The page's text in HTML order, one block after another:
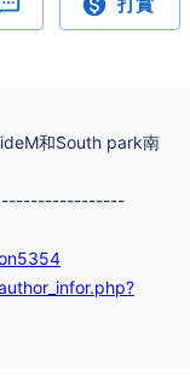
和South park南